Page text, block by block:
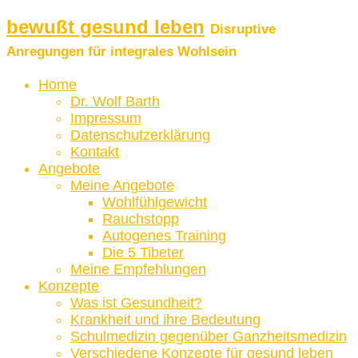
bewußt gesund leben Disruptive
Anregungen für integrales Wohlsein
Home
Dr. Wolf Barth
Impressum
Datenschutzerklärung
Kontakt
Angebote
Meine Angebote
Wohlfühlgewicht
Rauchstopp
Autogenes Training
Die 5 Tibeter
Meine Empfehlungen
Konzepte
Was ist Gesundheit?
Krankheit und ihre Bedeutung
Schulmedizin gegenüber Ganzheitsmedizin
Verschiedene Konzepte für gesund leben